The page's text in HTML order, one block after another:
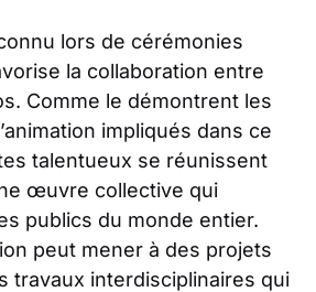
lors de cérémonies
la collaboration entre
Comme le démontrent les
impliqués dans ce
talentueux se réunissent
œuvre collective qui
publics du monde entier.
peut mener à des projets
travaux interdisciplinaires qui